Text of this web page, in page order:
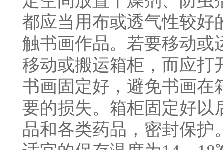
都应当用布或透气性较好
触书画作品。若要移动或
移动或搬运箱柜，而应打
书画固定好，避免书画在
要的损失。箱柜固定好以
品和各类药品，密封保护